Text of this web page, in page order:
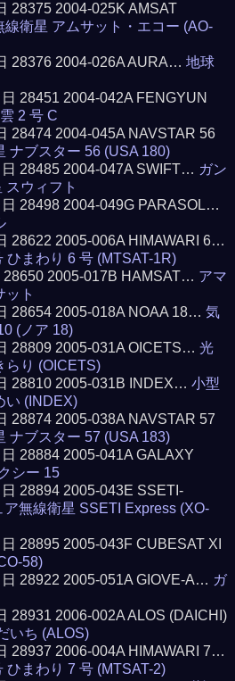
28375 2004-025K AMSAT
線衛星 アムサット・エコー (AO-
28376 2004-026A AURA…地球
28451 2004-042A FENGYUN
2 号 C
28474 2004-045A NAVSTAR 56
ナブスター 56 (USA 180)
28485 2004-047A SWIFT… ガン
スウィフト
28498 2004-049G PARASOL…
28622 2005-006A HIMAWARI 6…
ひまわり 6 号 (MTSAT-1R)
28650 2005-017B HAMSAT… アマ
ット
28654 2005-018A NOAA 18…気
(ノア 18)
28809 2005-031A OICETS…光
らり (OICETS)
28810 2005-031B INDEX…小型
い (INDEX)
28874 2005-038A NAVSTAR 57
ナブスター 57 (USA 183)
28884 2005-041A GALAXY
シー 15
28894 2005-043E SSETI-
ア無線衛星 SSETI Express (XO-
28895 2005-043F CUBESAT XI
58)
28922 2005-051A GIOVE-A… ガ
28931 2006-002A ALOS (DAICHI)
いち (ALOS)
28937 2006-004A HIMAWARI 7…
ひまわり 7 号 (MTSAT-2)